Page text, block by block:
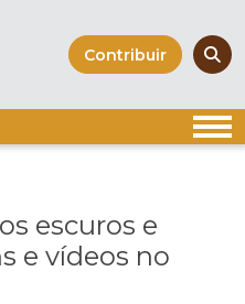
Contribuir
escuros e
e vídeos no